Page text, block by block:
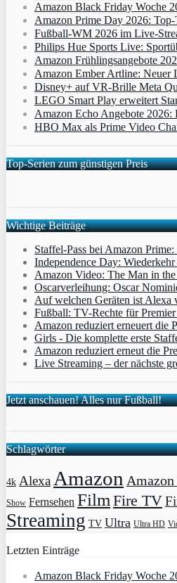
Amazon Black Friday Woche
Amazon Prime Day 2026:
Fußball-WM 2026 im Live-
Philips Hue Sports Live:
Amazon Frühlingsangebote
Amazon Ember Artline: Neuer
Disney+ auf VR-Brille Meta
LEGO Smart Play erweitert
Amazon Echo Angebote
HBO Max als Prime Video
Top-Serien zum günstigen Preis
Wichtige Beiträge
Staffel-Pass bei Amazon
Independence Day:
Amazon Video: The Man in
Oscarverleihung: Oscar
Auf welchen Geräten ist Alexa
Fußball: TV-Rechte für
Amazon reduziert erneuert die
Girls - Die komplette erste
Amazon reduziert erneut die
Live Streaming – der nächste
Jetzt anschauen! Alles nur Fußball!
Schlagwörter
4k AlexaAmazon
Show Fernsehen FilmFire TV
Streaming TV Ultra Ultra HD
Letzten Einträge
Amazon Black Friday Woche